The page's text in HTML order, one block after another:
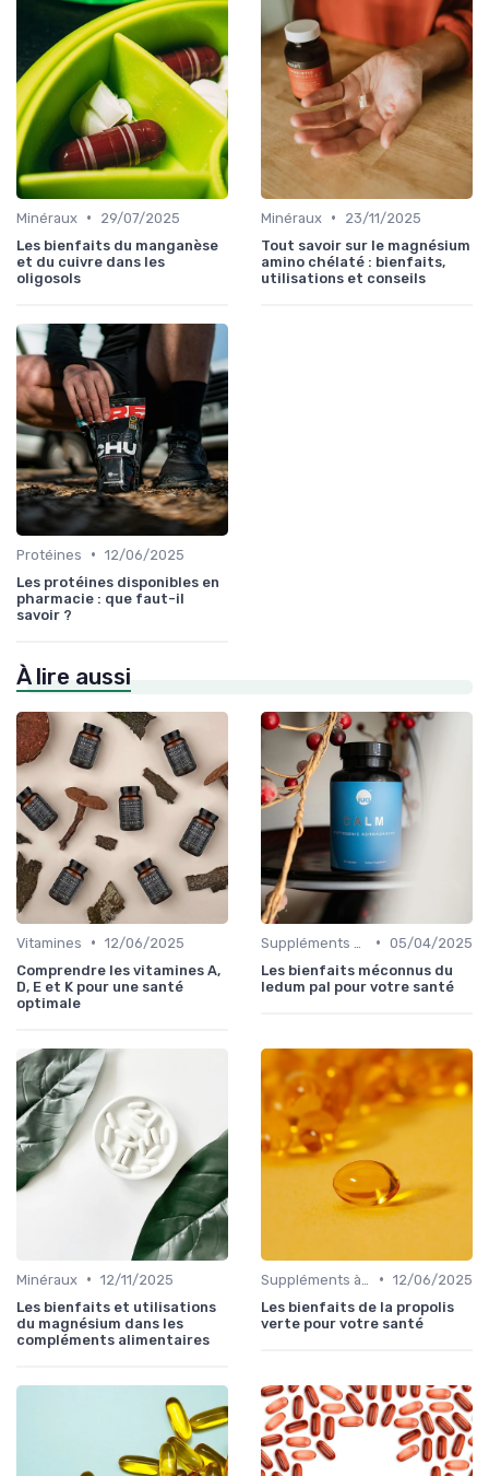
Minéraux •
29/07/2025
Les bienfaits du manganèse
et du cuivre dans les
oligosols
Minéraux •
23/11/2025
Tout savoir sur le magnésium
amino chélaté : bienfaits,
utilisations et conseils
Protéines • 12/06/2025
Les protéines disponibles en
pharmacie : que faut-il
savoir ?
À lire aussi
Vitamines • 12/06/2025
Comprendre les vitamines A,
D, E et K pour une santé
optimale
• 05/04/2025
Les bienfaits méconnus du
ledum pal pour votre santé
Minéraux • 12/11/2025
Les bienfaits et utilisations
du magnésium dans les
compléments alimentaires
• 12/06/2025
Les bienfaits de la propolis
verte pour votre santé